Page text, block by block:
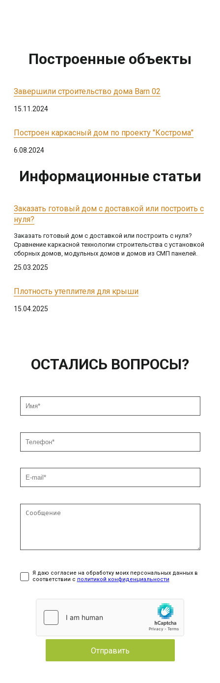
Построенные объекты
Завершили строительство дома Barn 02
15.11.2024
Построен каркасный дом по проекту "Кострома"
6.08.2024
Информационные статьи
Заказать готовый дом с доставкой или построить с
нуля?
Заказать готовый дом с доставкой или построить с нуля?
Сравнение каркасной технологии строительства с установкой
сборных домов, модульных домов и домов из СМП панелей.
25.03.2025
Плотность утеплителя для крыши
15.04.2025
ОСТАЛИСЬ ВОПРОСЫ?
Я даю согласие на обработку моих персональных данных в
соответствии с политикой конфиденциальности